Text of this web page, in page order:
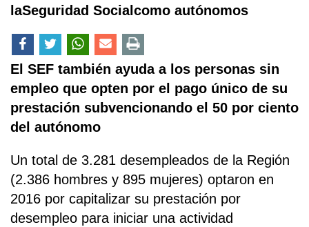
laSeguridad Socialcomo autónomos
El SEF también ayuda a los personas sin
empleo que opten por el pago único de su
prestación subvencionando el 50 por ciento
del autónomo
Un total de 3.281 desempleados de la Región
(2.386 hombres y 895 mujeres) optaron en
2016 por capitalizar su prestación por
desempleo para iniciar una actividad